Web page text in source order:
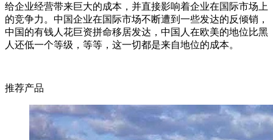
给企业经营带来巨大的成本，并直接影响着企业在国际市场上
的竞争力。中国企业在国际市场不断遭到一些发达的反倾销，
中国的有钱人花巨资拼命移居发达，中国人在欧美的地位比黑
人还低一个等级，等等，这一切都是来自地位的成本。
推荐产品